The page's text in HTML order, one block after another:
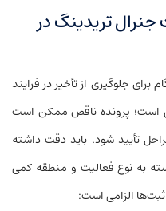
تریدینگ در
جلوگیری از تأخیر در فرایند
است؛ پرونده ناقص ممکن است
تأیید شود. باید دقت داشته
به نوع فعالیت و منطقه کمی
ثبت‌ها الزامی است: